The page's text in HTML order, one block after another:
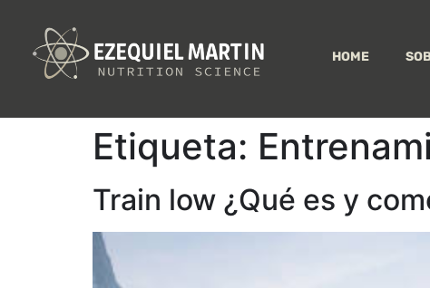
HOME
Etiqueta:
Train low ¿Qué es y